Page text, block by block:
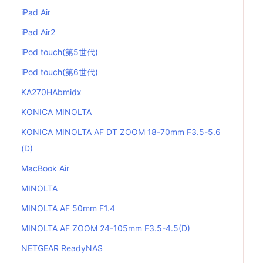
iPad Air
iPad Air2
iPod touch(第5世代)
iPod touch(第6世代)
KA270HAbmidx
KONICA MINOLTA
KONICA MINOLTA AF DT ZOOM 18-70mm F3.5-5.6
(D)
MacBook Air
MINOLTA
MINOLTA AF 50mm F1.4
MINOLTA AF ZOOM 24-105mm F3.5-4.5(D)
NETGEAR ReadyNAS